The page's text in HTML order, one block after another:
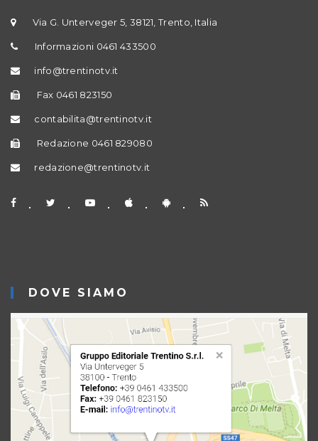
Via G. Unterveger 5, 38121, Trento, Italia
Informazioni 0461 433500
info@trentinotv.it
Fax 0461 823150
contabilita@trentinotv.it
Redazione 0461 829080
redazione@trentinotv.it
DOVE SIAMO